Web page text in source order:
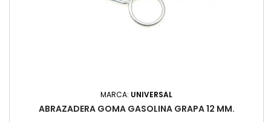
MARCA: UNIVERSAL
ABRAZADERA GOMA GASOLINA GRAPA 12 MM.